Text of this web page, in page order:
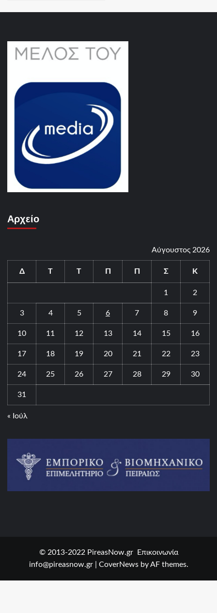
Αρχείο
Αύγουστος 2026
Δ Τ Τ Π Π Σ Κ
1 2
3 4 5 6 7 8 9
10 11 12 13 14 15 16
17 18 19 20 21 22 23
24 25 26 27 28 29 30
31
« Ιούλ
© 2013-2022 PireasNow.gr Επικοινωνία
info@pireasnow.gr
CoverNewsby AF themes.